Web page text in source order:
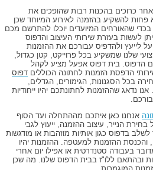
כרוכים בהכנות רבות שהופכים את
פחות להשקיע בהזמנה לאירוע המיוחד שכן
שהאורחים המיועדים יוכלו להתרשם מכם
לעשות בעזרת שירותי העיצוב והדפוס
לייעץ ולהדפיס עבורכם את ההזמנות
שלנו שמשקיע בכל פרוייקט, קטן כגדול,
הדפוס. בית דפוס אפעל מציע לקהל
הדפסת הזמנות לחתונה הכוללים דפוס
בכל הסגנונות, הגימורים, הגדלים,
נדאג שההזמנות לחתונתכם יהיו ייחודיות
אנחנו כאן איתכם מההתחלה ועד הסוף
הנייר, עיצוב ההזמנה, ייעוץ לגבי
בדפוס כגון אותיות מוזהבות או מודגשות
ההזמנות למעטפה. ההזמנות יהיו
בעבודה סטנדרטית או אפילו יום אחרי
ובהתאם ללו"ז בבית הדפוס שלנו. מה שכן